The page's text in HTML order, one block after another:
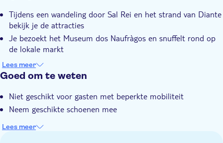
Tijdens een wandeling door Sal Rei en het strand van Diante
bekijk je de attracties
Je bezoekt het Museum dos Naufràgos en snuffelt rond op
de lokale markt
In het Cultuurhuis van Sodade proef je Kaapverdische
specialiteiten
uitzicht op de Atlantische Oceaan
De tour wordt geleid door een deskundige lokale gids met
Lees meer
Goed om te weten
Niet geschikt voor gasten met beperkte mobiliteit
Neem geschikte schoenen mee
Lees meer